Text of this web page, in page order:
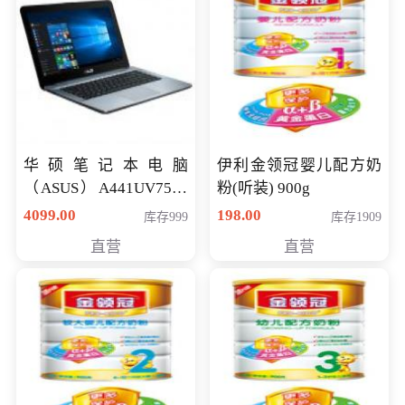
华硕笔记本电脑
（ASUS）A441UV7500
顽石（7代i7-7500U 4G
4099.00 库存999
直营
伊利金领冠婴儿配方奶
粉(听装) 900g
198.00
库存1909
直营